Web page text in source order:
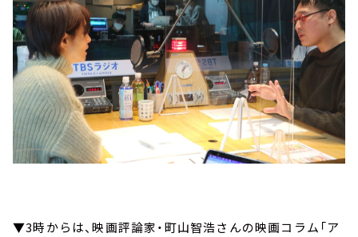
▼3時からは、映画評論家・町山智浩さんの映画コラム「ア